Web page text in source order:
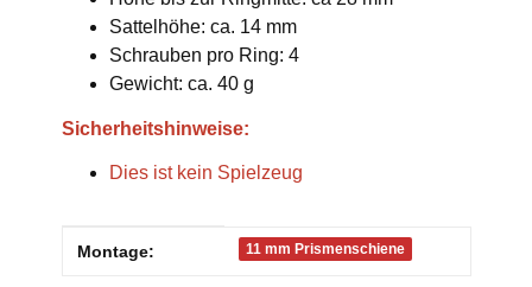
Sattelhöhe: ca. 14 mm
Schrauben pro Ring: 4
Gewicht: ca. 40 g
Sicherheitshinweise:
Dies ist kein Spielzeug
Produkteigenschaft
Wert
Montage: 11 mm Prismenschiene